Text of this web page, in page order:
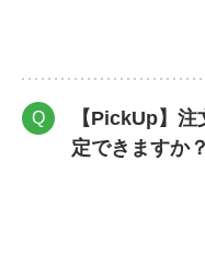
Q
【PickUp】
定できますか？